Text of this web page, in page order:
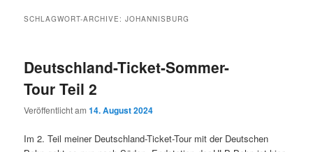
SCHLAGWORT-ARCHIVE:JOHANNISBURG
Deutschland-Ticket-Sommer-
Tour Teil 2
Veröffentlicht am14. August 2024
Im 2. Teil meiner Deutschland-Ticket-Tour mit der Deutschen